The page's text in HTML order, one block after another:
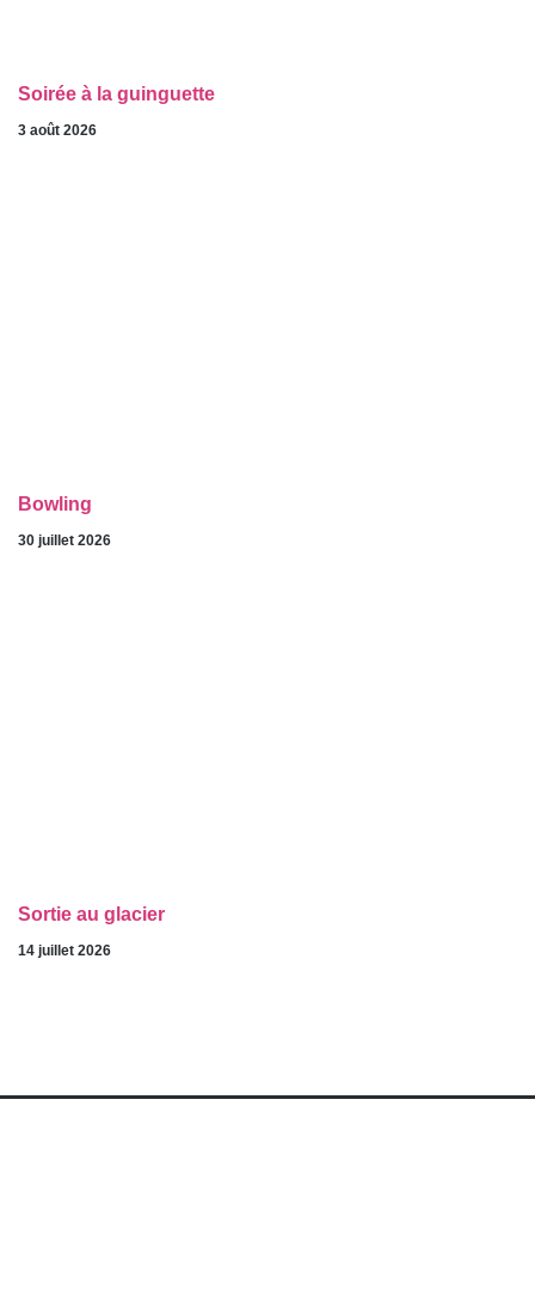
Soirée à la guinguette
3 août 2026
Bowling
30 juillet 2026
Sortie au glacier
14 juillet 2026